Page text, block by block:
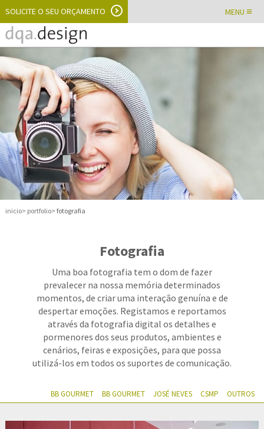
MENU ≡
SOLICITE O SEU ORÇAMENTO
inicio portfolio fotografia
Fotografia
Uma boa fotografia tem o dom de fazer
prevalecer na nossa memória determinados
momentos, de criar uma interação genuína e de
despertar emoções. Registamos e reportamos
através da fotografia digital os detalhes e
pormenores dos seus produtos, ambientes e
cenários, feiras e exposições, para que possa
utilizá-los em todos os suportes de comunicação.
BB GOURMET BB GOURMET JOSÉ NEVES CSMP OUTROS